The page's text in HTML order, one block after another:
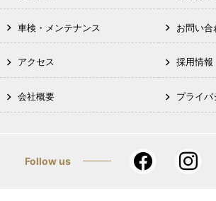
車検・メンテナンス
アクセス
会社概要
お問い合
採用情報
プライバ
Follow us